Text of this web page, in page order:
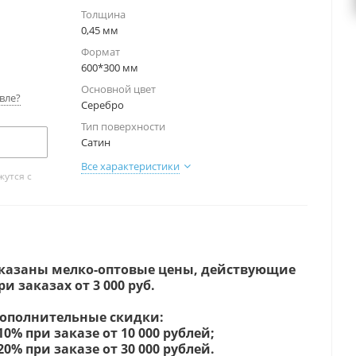
с
Толщина
0,45 мм
Формат
600*300 мм
Основной цвет
Серебро
Тип поверхности
Сатин
Все характеристики
мелко-оптовые цены, действующие
заказах от 3 000 руб.
скидки:
при заказе от 10 000 рублей;
при заказе от 30 000 рублей.